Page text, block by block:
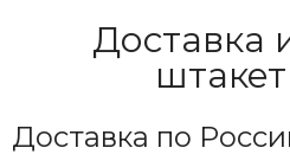
Доставка
Доставка по